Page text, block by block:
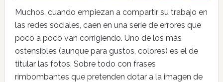
Muchos, cuando empiezan a compartir su trabajo en
las redes sociales, caen en una serie de errores que
poco a poco van corrigiendo. Uno de los más
ostensibles (aunque para gustos, colores) es el de
titular las fotos. Sobre todo con frases
rimbombantes que pretenden dotar a la imagen de